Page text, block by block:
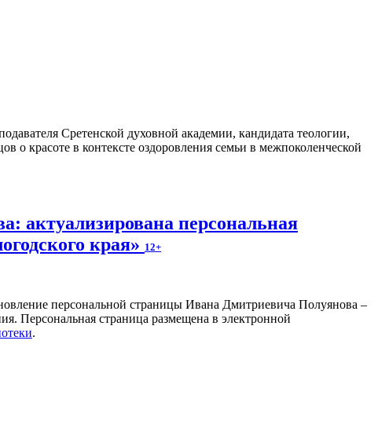
Сретенской духовной академии, кандидата теологии,
о красоте в контексте оздоровления семьи в межпоколенческой
актуализирована персональная
края» 12+
персональной страницы Ивана Дмитриевича Полуянова –
Персональная страница размещена в электронной
.